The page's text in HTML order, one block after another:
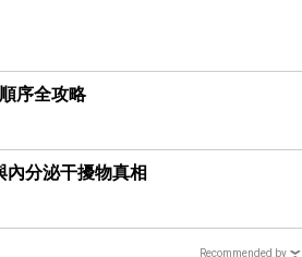
序全攻略
分泌干擾物真相
Recommended by